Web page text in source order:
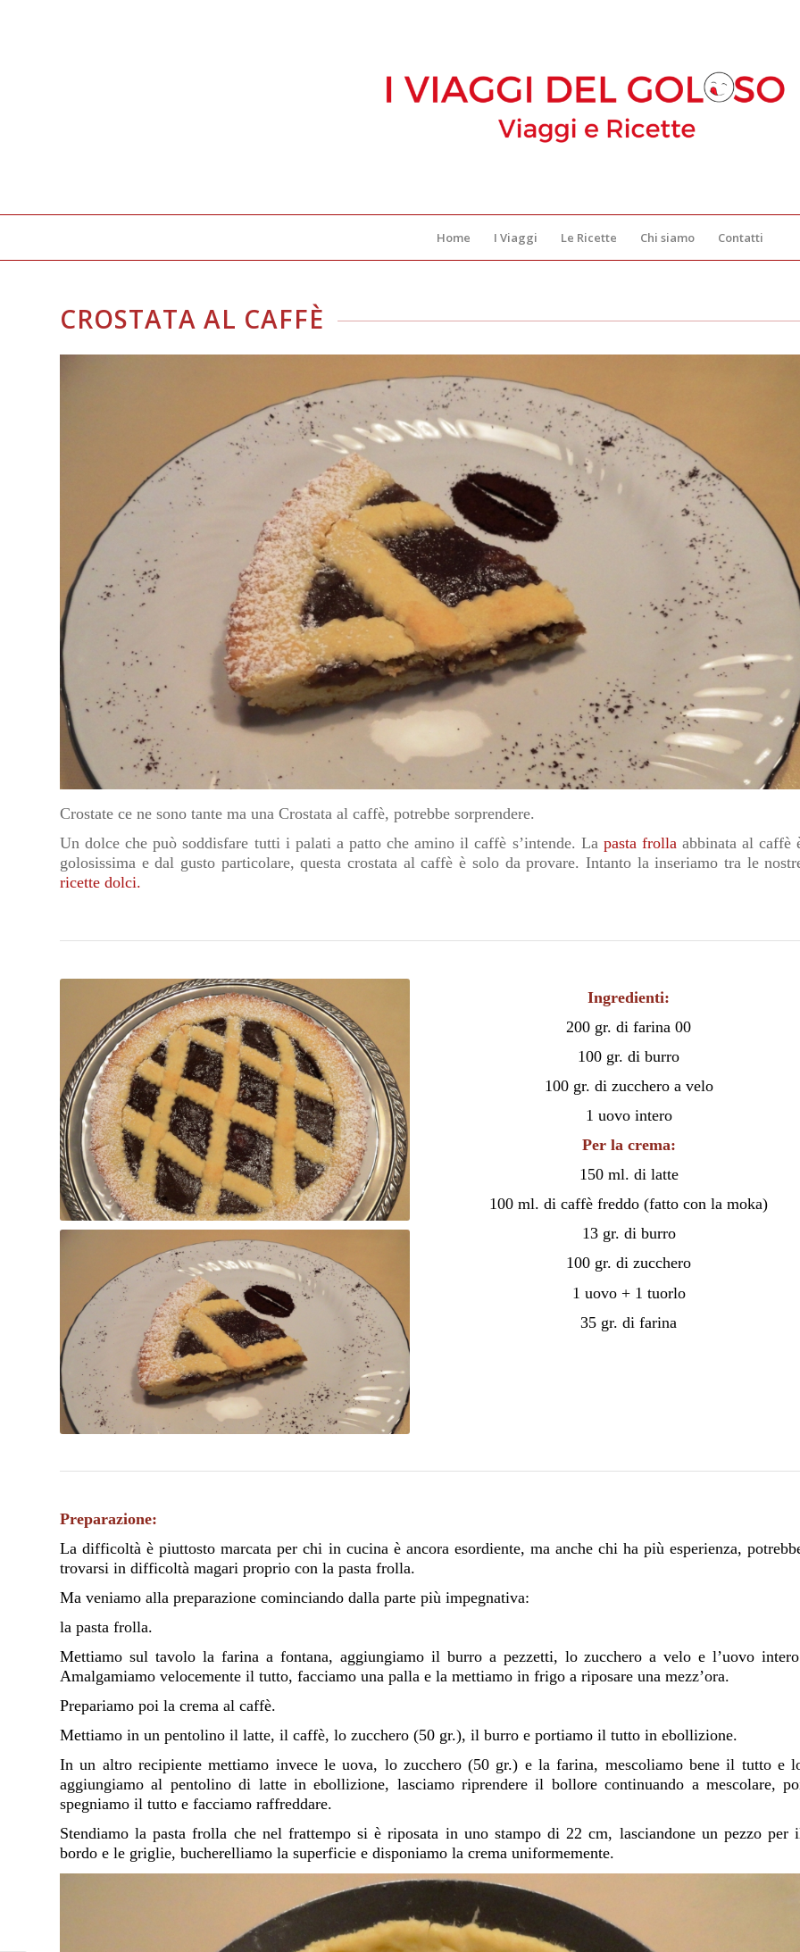
Home I Viaggi Le Ricette Chi siamo Contatti
CROSTATA AL CAFFÈ
Crostate ce ne sono tante ma una Crostata al caffè, potrebbe sorprendere.
Un dolce che può soddisfare tutti i palati a patto che amino il caffè s’intende. La pasta frolla abbinata al caffè
golosissima e dal gusto particolare, questa crostata al caffè è solo da provare. Intanto la inseriamo tra le
ricette dolci.
Ingredienti:
200 gr. di farina 00
100 gr. di burro
100 gr. di zucchero a velo
1 uovo intero
Per la crema:
150 ml. di latte
100 ml. di caffè freddo (fatto con la moka)
13 gr. di burro
100 gr. di zucchero
1 uovo + 1 tuorlo
35 gr. di farina
Preparazione:
La difficoltà è piuttosto marcata per chi in cucina è ancora esordiente, ma anche chi ha più esperienza,
trovarsi in difficoltà magari proprio con la pasta frolla.
Ma veniamo alla preparazione cominciando dalla parte più impegnativa:
la pasta frolla.
Mettiamo sul tavolo la farina a fontana, aggiungiamo il burro a pezzetti, lo zucchero a velo e l’uovo
Amalgamiamo velocemente il tutto, facciamo una palla e la mettiamo in frigo a riposare una mezz’ora.
Prepariamo poi la crema al caffè.
Mettiamo in un pentolino il latte, il caffè, lo zucchero (50 gr.), il burro e portiamo il tutto in ebollizione.
In un altro recipiente mettiamo invece le uova, lo zucchero (50 gr.) e la farina, mescoliamo bene il tutto e
aggiungiamo al pentolino di latte in ebollizione, lasciamo riprendere il bollore continuando a mescolare,
spegniamo il tutto e facciamo raffreddare.
Stendiamo la pasta frolla che nel frattempo si è riposata in uno stampo di 22 cm, lasciandone un pezzo per
bordo e le griglie, bucherelliamo la superficie e disponiamo la crema uniformemente.